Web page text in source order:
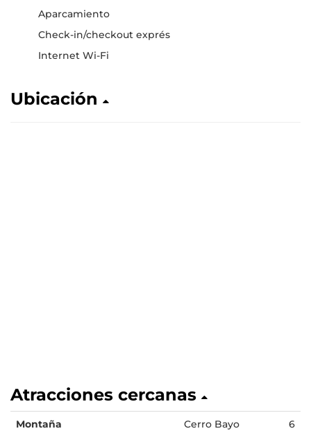
Aparcamiento
Check-in/checkout exprés
Internet Wi-Fi
Ubicación
Atracciones cercanas
Montaña Cerro Bayo
6